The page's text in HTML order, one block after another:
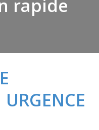
rapide